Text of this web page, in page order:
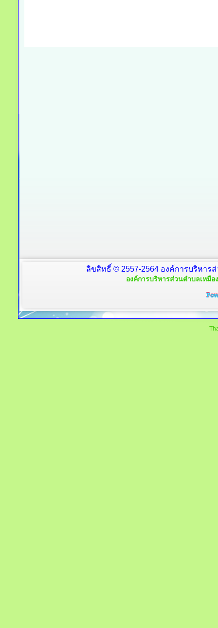
ลิขสิทธิ์ © 2557-2564 องค์การบริหาร
องค์การบริหารส่วนตำบลเหมือ